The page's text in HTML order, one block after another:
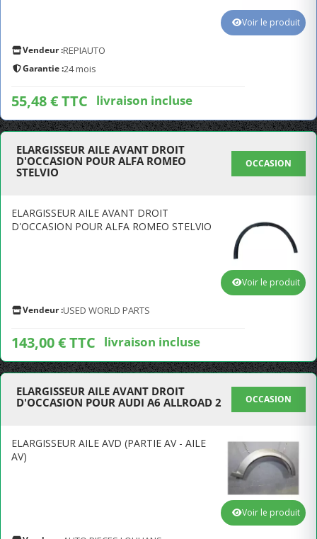
Vendeur :REPIAUTO
Garantie :24 mois
55,48 € TTC livraison incluse
Voir le produit
ELARGISSEUR AILE AVANT DROIT
D'OCCASION POUR ALFA ROMEO
STELVIO
OCCASION
ELARGISSEUR AILE AVANT DROIT
D'OCCASION POUR ALFA ROMEO STELVIO
Vendeur :USED WORLD PARTS
143,00 € TTC livraison incluse
Voir le produit
ELARGISSEUR AILE AVANT DROIT
D'OCCASION POUR AUDI A6 ALLROAD 2
OCCASION
ELARGISSEUR AILE AVD (PARTIE AV - AILE
AV)
Voir le produit